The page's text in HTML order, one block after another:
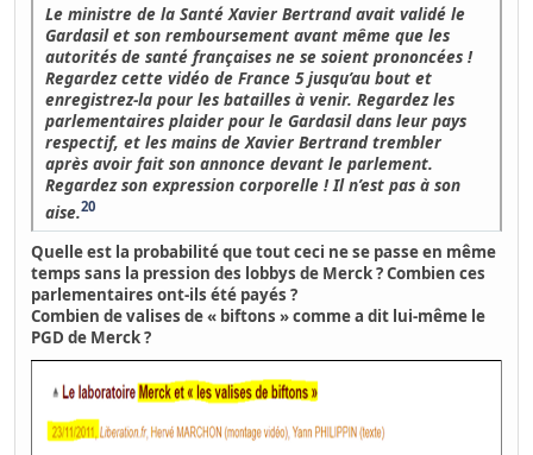
Le ministre de la Santé Xavier Bertrand avait validé le
Gardasil et son remboursement avant même que les
autorités de santé françaises ne se soient prononcées !
Regardez cette vidéo de France 5 jusqu’au bout et
enregistrez-la pour les batailles à venir. Regardez les
parlementaires plaider pour le Gardasil dans leur pays
respectif, et les mains de Xavier Bertrand trembler
après avoir fait son annonce devant le parlement.
Regardez son expression corporelle ! Il n’est pas à son
aise.20
Quelle est la probabilité que tout ceci ne se passe en même
temps sans la pression des lobbys de Merck ? Combien ces
parlementaires ont-ils été payés ?
Combien de valises de « biftons » comme a dit lui-même le
PGD de Merck ?